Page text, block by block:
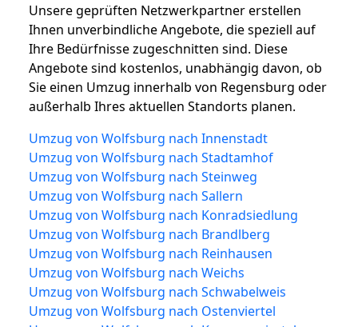
Unsere geprüften Netzwerkpartner erstellen
Ihnen unverbindliche Angebote, die speziell auf
Ihre Bedürfnisse zugeschnitten sind. Diese
Angebote sind kostenlos, unabhängig davon, ob
Sie einen Umzug innerhalb von Regensburg oder
außerhalb Ihres aktuellen Standorts planen.
Umzug von Wolfsburg nach Innenstadt
Umzug von Wolfsburg nach Stadtamhof
Umzug von Wolfsburg nach Steinweg
Umzug von Wolfsburg nach Sallern
Umzug von Wolfsburg nach Konradsiedlung
Umzug von Wolfsburg nach Brandlberg
Umzug von Wolfsburg nach Reinhausen
Umzug von Wolfsburg nach Weichs
Umzug von Wolfsburg nach Schwabelweis
Umzug von Wolfsburg nach Ostenviertel